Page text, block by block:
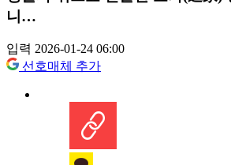
니…
입력 2026-01-24 06:00
선호매체 추가